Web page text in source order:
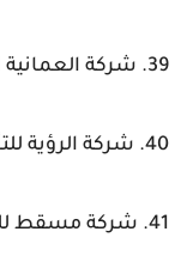
39. شركة العمانية المتحدة للتأمين
40. شركة الرؤية للتأمين.
41. شركة مسقط للتأمين.